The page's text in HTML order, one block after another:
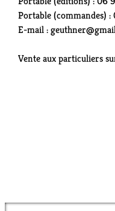
Portable (commandes) :
E-mail :
Vente aux particuliers